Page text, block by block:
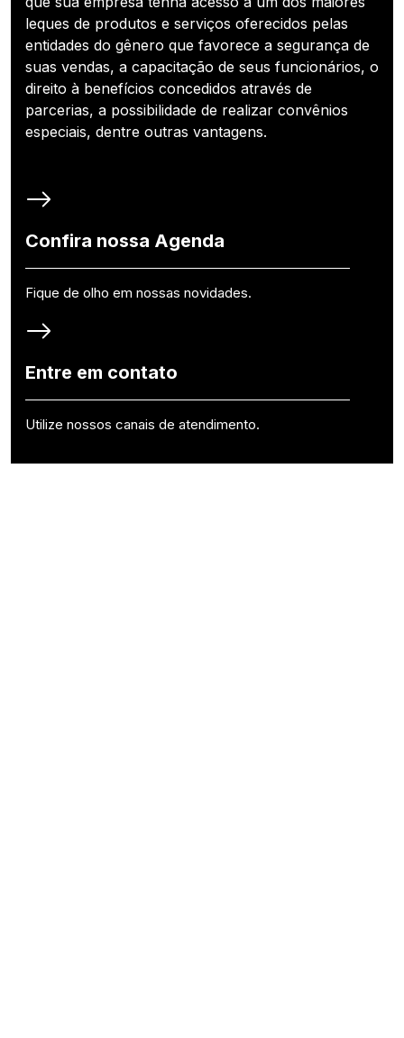
leques de produtos e serviços oferecidos pelas
entidades do gênero que favorece a segurança de
suas vendas, a capacitação de seus funcionários, o
direito à benefícios concedidos através de
parcerias, a possibilidade de realizar convênios
especiais, dentre outras vantagens.
Confira nossa Agenda
Fique de olho em nossas novidades.
Entre em contato
Utilize nossos canais de atendimento.